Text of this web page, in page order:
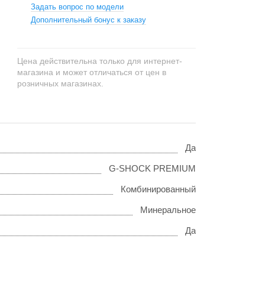
Задать вопрос по модели
Дополнительный бонус к заказу
Цена действительна только для интернет-
магазина и может отличаться от цен в
розничных магазинах.
Да
G-SHOCK PREMIUM
Комбинированный
Минеральное
Да